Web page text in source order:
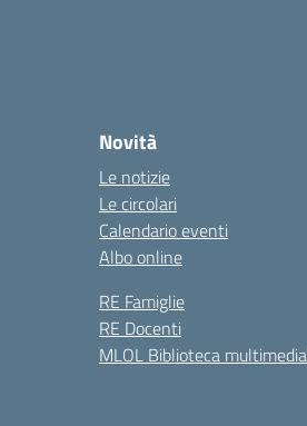
Novità
Le notizie
Le circolari
Calendario eventi
Albo online
RE Famiglie
RE Docenti
MLOL Biblioteca